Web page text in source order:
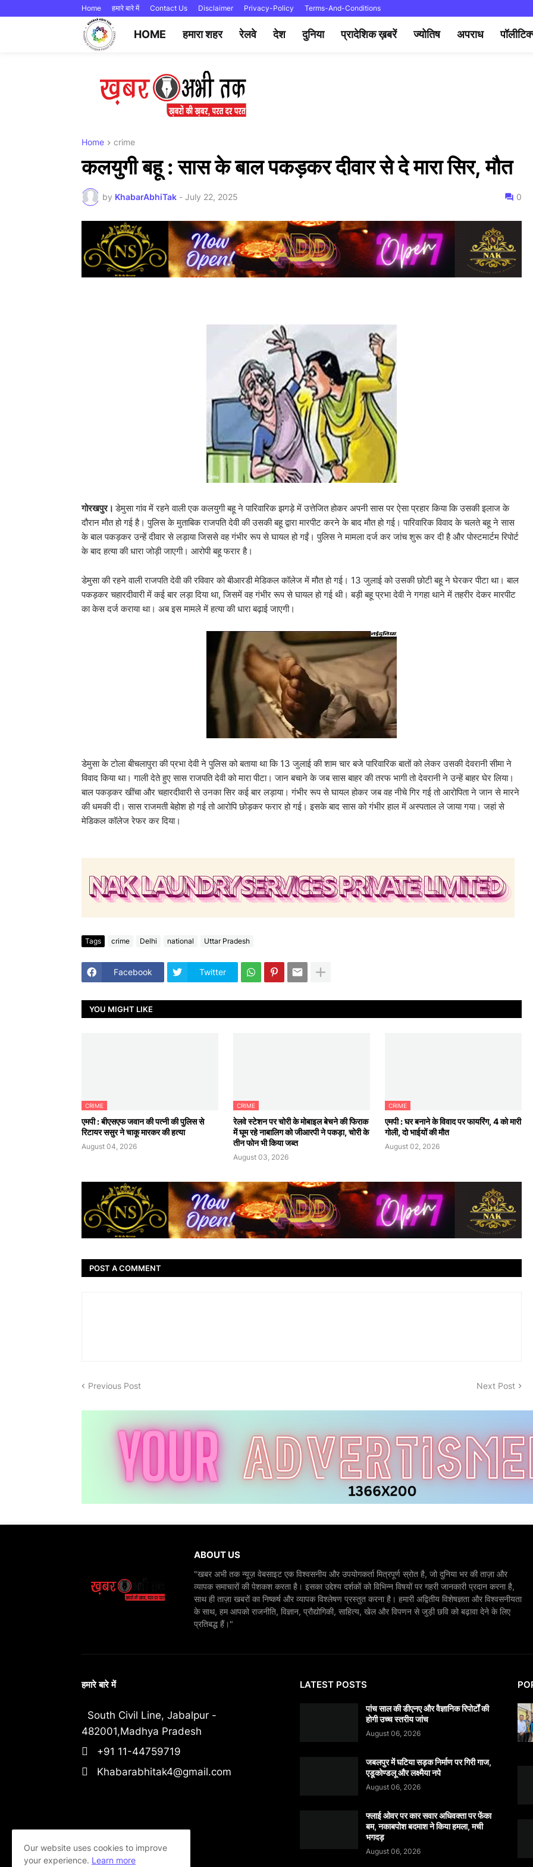
Home हमारे बारे में Contact Us Disclaimer Privacy-Policy Terms-And-Conditions
HOME हमारा शहर रेलवे देश दुनिया प्रादेशिक ख़बरें ज्योतिष अपराध
Home crime
कलयुगी बहू : सास के बाल पकड़कर दीवार से दे मारा सिर, मौत
by KhabarAbhiTak - July 22, 2025 0
गोरखपुर।डेमुसा गांव में रहने वाली एक कलयुगी बहू ने पारिवारिक झगड़े में उत्तेजित होकर अपनी सास पर ऐसा प्रहार किया कि उसकी इलाज के
दौरान मौत हो गई है। पुलिस के मुताबिक राजपति देवी की उसकी बहू द्वारा मारपीट करने के बाद मौत हो गई। पारिवारिक विवाद के चलते बहू ने सास
के बाल पकड़कर उन्हें दीवार से लड़ाया जिससे वह गंभीर रूप से घायल हो गईं। पुलिस ने मामला दर्ज कर जांच शुरू कर दी है और पोस्टमार्टम रिपोर्ट
के बाद हत्या की धारा जोड़ी जाएगी। आरोपी बहू फरार है।
डेमुसा की रहने वाली राजपति देवी की रविवार को बीआरडी मेडिकल कॉलेज में मौत हो गई। 13 जुलाई को उसकी छोटी बहू ने घेरकर पीटा था। बाल
पकड़कर चहारदीवारी में कई बार लड़ा दिया था, जिसमें वह गंभीर रूप से घायल हो गई थी। बड़ी बहू प्रभा देवी ने गगहा थाने में तहरीर देकर मारपीट
का केस दर्ज कराया था। अब इस मामले में हत्या की धारा बढ़ाई जाएगी।
डेमुसा के टोला बीचलापुरा की प्रभा देवी ने पुलिस को बताया था कि 13 जुलाई की शाम चार बजे पारिवारिक बातों को लेकर उसकी देवरानी सीमा ने
विवाद किया था। गाली देते हुए सास राजपति देवी को मारा पीटा। जान बचाने के जब सास बाहर की तरफ भागी तो देवरानी ने उन्हें बाहर घेर लिया।
बाल पकड़कर खींचा और चहारदीवारी से उनका सिर कई बार लड़ाया। गंभीर रूप से घायल होकर जब वह नीचे गिर गई तो आरोपिता ने जान से मारने
की धमकी दी। सास राजमती बेहोश हो गई तो आरोपि छोड़कर फरार हो गई। इसके बाद सास को गंभीर हाल में अस्पताल ले जाया गया। जहां से
मेडिकल कॉलेज रेफर कर दिया।
Tags crime Delhi national Uttar Pradesh
Facebook Twitter
YOU MIGHT LIKE
CRIME
एमपी : बीएसएफ जवान की पत्नी की पुलिस से
रिटायर ससुर ने चाकू मारकर की हत्या
August 04, 2026
CRIME
रेलवे स्टेशन पर चोरी के मोबाइल बेचने की फिराक
में घूम रहे नाबालिग को जीआरपी ने पकड़ा, चोरी के
तीन फोन भी किया जब्त
August 03, 2026
CRIME
एमपी : घर बनाने के विवाद पर फायरिंग, 4 को मारी
गोली, दो भाईयों की मौत
August 02, 2026
POST A COMMENT
Previous Post Next Post
ABOUT US
"खबर अभी तक न्यूज़ वेबसाइट एक विश्वसनीय और उपयोगकर्ता मित्रपूर्ण स्रोत है, जो दुनिया भर की ताज़ा और
व्यापक समाचारों की पेशकश करता है। इसका उद्देश्य दर्शकों को विभिन्न विषयों पर गहरी जानकारी प्रदान करना है,
साथ ही ताज़ा खबरों का निष्कर्ष और व्यापक विश्लेषण प्रस्तुत करना है। हमारी अद्वितीय विशेषज्ञता और विश्वसनीयता
के साथ, हम आपको राजनीति, विज्ञान, प्रौद्योगिकी, साहित्य, खेल और विपणन से जुड़ी छवि को बढ़ावा देने के लिए
प्रतिबद्ध हैं।"
हमारे बारे में
South Civil Line, Jabalpur -
482001,Madhya Pradesh
+91 11-44759719
Khabarabhitak4@gmail.com
LATEST POSTS
पांच साल की डीएनए और वैज्ञानिक रिपोर्टों की
होगी उच्च स्तरीय जांच
August 06, 2026
जबलपुर में घटिया सड़क निर्माण पर गिरी गाज,
एडूकोण्डलू और लक्ष्मैया नपे
August 06, 2026
फ्लाई ओवर पर कार सवार अधिवक्ता पर फेंका
बम, नकाबपोश बदमाश ने किया हमला, मची
भगदड़
August 06, 2026
Our website uses cookies to improve
your experience. Learn more